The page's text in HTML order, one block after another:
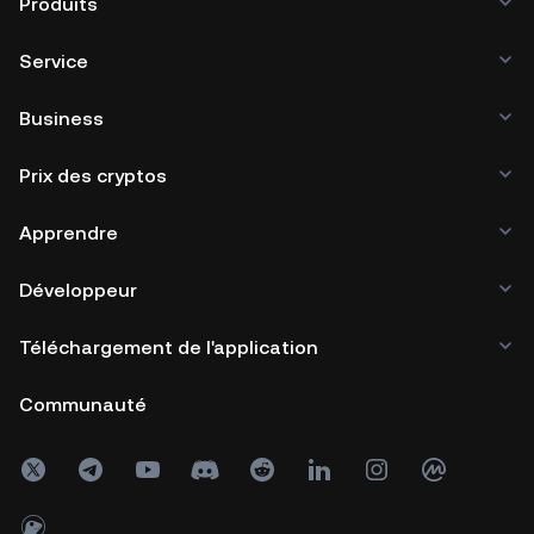
Service
Business
Prix des cryptos
Apprendre
Développeur
Téléchargement de l'application
Communauté